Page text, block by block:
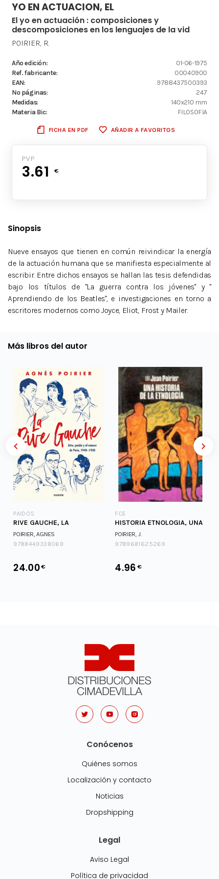
YO EN ACTUACION, EL
El yo en actuación : composiciones y
descomposiciones en los lenguajes de la vid
POIRIER, R.
Año edición:
01-06-1975
Ref. fabricante:
00040900
EAN:
9788437500393
Nº páginas:
247
Medidas:
140x210 mm
Materia Bic:
FILOSOFIA
FICHA EN PDF AÑADIR A FAVORITOS
PVP
3.61 €
Sinopsis
Nueve ensayos que tienen en común reivindicar la energía
de la actuación humana que se manifiesta especialmente al
escribir. Entre dichos ensayos se hallan las tesis defendidas
bajo los títulos de "La guerra contra los jóvenes" y "
Aprendiendo de los Beatles", e investigaciones en torno a
escritores modernos como Joyce, Eliot, Frost y Mailer.
Más libros del autor
PAIDOS
RIVE GAUCHE, LA
POIRIER, AGNES
9788449338069
24.00€
FCE
HISTORIA ETNOLOGIA, UNA
POIRIER, J.
9789681625269
4.96 €
Conócenos
Quiénes somos
Localización y contacto
Noticias
Dropshipping
Legal
Aviso Legal
Política de privacidad